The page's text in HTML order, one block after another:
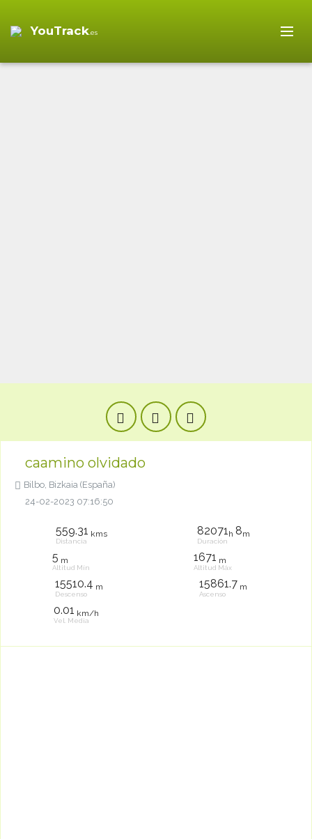
YouTrack.es
caamino olvidado
Bilbo, Bizkaia (España)
24-02-2023 07:16:50
559.31 kms
Distancia
82071h 8m
Duración
5 m
Altitud Mín
1671 m
Altitud Máx
15510.4 m
Descenso
15861.7 m
Ascenso
0.01 km/h
Vel. Media